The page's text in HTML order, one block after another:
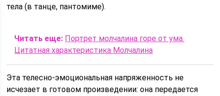
тела (в танце, пантомиме).
Читать еще: Портрет молчалина горе от ума.
Цитатная характеристика Молчалина
Эта телесно-эмоциональная напряженность не
исчезает в готовом произведении: она передается